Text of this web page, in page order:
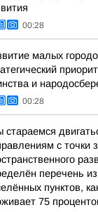
00:28
малых
и
00:28
стараемся
с точки
перечень
пунктов,
75